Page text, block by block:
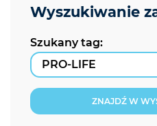
Szukany tag:
ZNAJDŹ W